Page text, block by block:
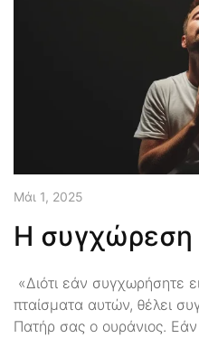
Μάι 1, 2025
Η συγχώρεση
«Διότι εάν συγχωρήσητε
πταίσματα αυτών, θέλει
Πατήρ σας ο ουράνιος.